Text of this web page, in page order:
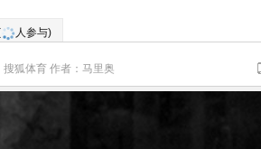
人参与)
搜狐体育 作者：马里奥